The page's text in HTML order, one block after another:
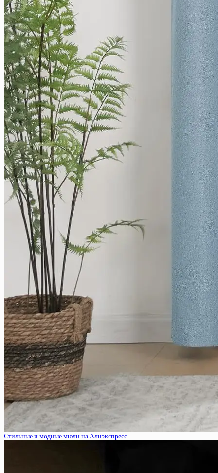
Стильные и модные мюли на Алиэкспресс